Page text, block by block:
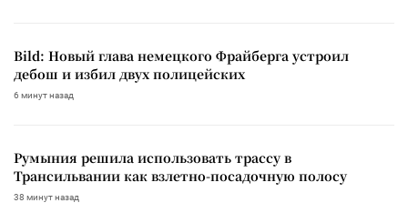
Bild: Новый глава немецкого Фрайберга устроил
дебош и избил двух полицейских
6 минут назад
Румыния решила использовать трассу в
Трансильвании как взлетно-посадочную полосу
38 минут назад